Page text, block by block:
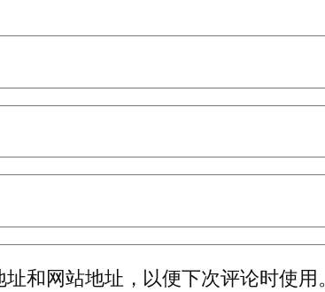
和网站地址，以便下次评论时使用。